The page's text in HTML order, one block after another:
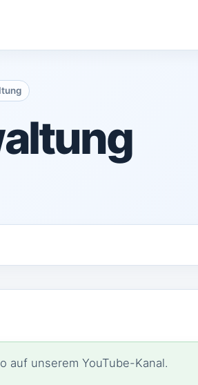
auf unserem YouTube-Kanal.